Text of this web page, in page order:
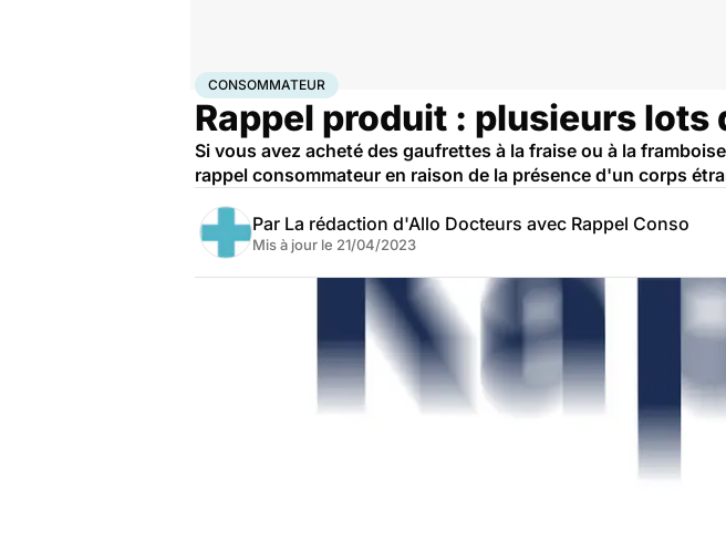
AccueilSantéConsommateur
CONSOMMATEUR
Rappel produit : plusieurs lots
Si vous avez acheté des gaufrettes à la fraise ou à la
rappel consommateur en raison de la présence d'un corps
Par La rédaction d'Allo Docteurs avec Rappel Conso
Mis à jour le 21/04/2023